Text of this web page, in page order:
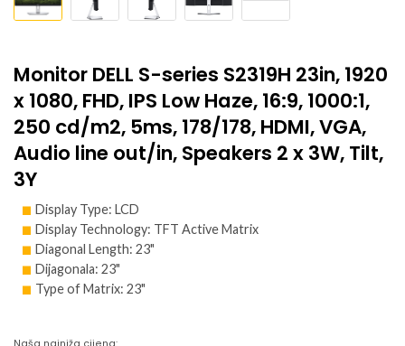
Monitor DELL S-series S2319H 23in, 1920
x 1080, FHD, IPS Low Haze, 16:9, 1000:1,
250 cd/m2, 5ms, 178/178, HDMI, VGA,
Audio line out/in, Speakers 2 x 3W, Tilt,
3Y
Display Type: LCD
Display Technology: TFT Active Matrix
Diagonal Length: 23"
Dijagonala: 23"
Type of Matrix: 23"